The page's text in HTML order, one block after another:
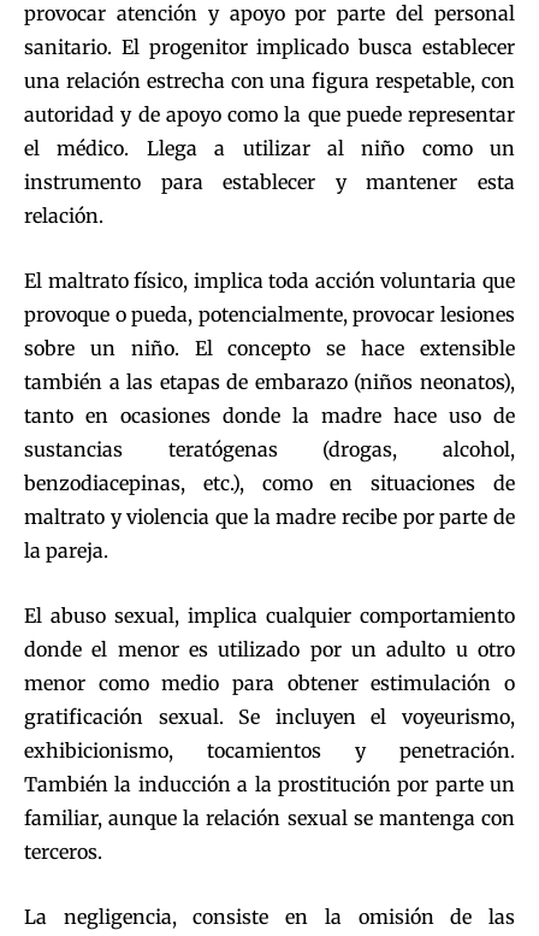
provocar atención y apoyo por parte del personal
sanitario. El progenitor implicado busca establecer
una relación estrecha con una figura respetable, con
autoridad y de apoyo como la que puede representar
el médico. Llega a utilizar al niño como un
instrumento para establecer y mantener esta
relación.
El maltrato físico, implica toda acción voluntaria que
provoque o pueda, potencialmente, provocar lesiones
sobre un niño. El concepto se hace extensible
también a las etapas de embarazo (niños neonatos),
tanto en ocasiones donde la madre hace uso de
sustancias teratógenas (drogas, alcohol,
benzodiacepinas, etc.), como en situaciones de
maltrato y violencia que la madre recibe por parte de
la pareja.
El abuso sexual, implica cualquier comportamiento
donde el menor es utilizado por un adulto u otro
menor como medio para obtener estimulación o
gratificación sexual. Se incluyen el voyeurismo,
exhibicionismo, tocamientos y penetración.
También la inducción a la prostitución por parte un
familiar, aunque la relación sexual se mantenga con
terceros.
La negligencia, consiste en la omisión de las